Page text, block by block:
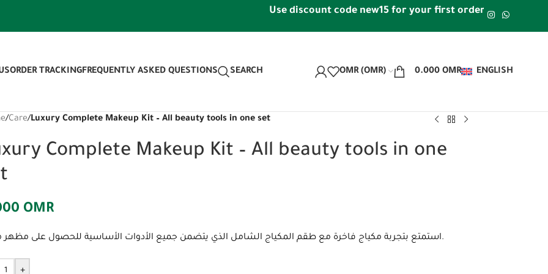
Use discount code new15 for your first order | Free shipping
ORDER TRACKINGFREQUENTLY ASKED QUESTIONS SEARCH OMR (OMR) 0.000 OMR ENGLISH
/Care/Luxury Complete Makeup Kit – All beauty tools in one set
Complete Makeup Kit – All beauty tools in one
OMR
استمتع بتجربة مكياج فاخرة مع طقم المكياج الشامل الذي يتضمن جميع الأدوات الأساسية للحصول على مظهر مثالي.
+